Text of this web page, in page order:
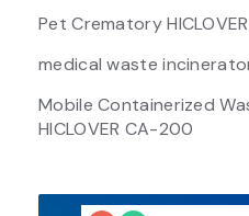
Pet Crematory
medical waste
Mobile Containerized
HICLOVER CA-200